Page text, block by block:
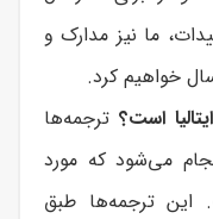
ما نیز مدارک و
خواهیم کرد.
ترجمه‌ها
می‌شود که مورد
این ترجمه‌ها طبق